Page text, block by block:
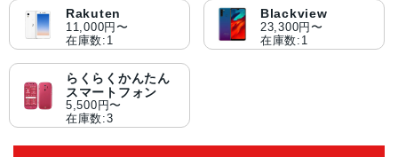
Rakuten
11,000円〜
在庫数:1
Blackview
23,300円〜
在庫数:1
らくらくかんたん
スマートフォン
5,500円〜
在庫数:3